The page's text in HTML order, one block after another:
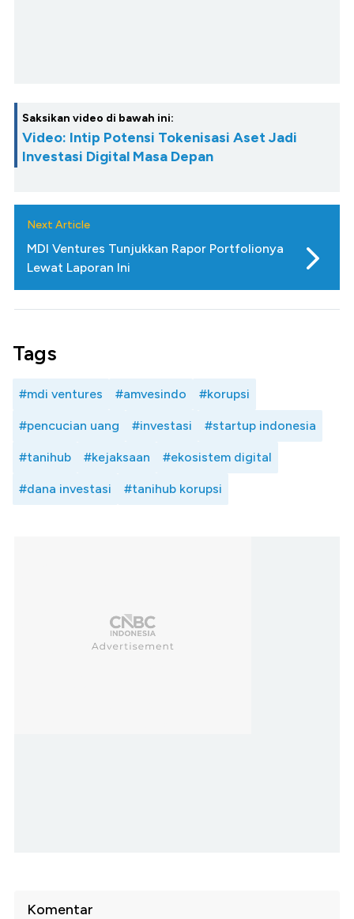
Saksikan video di bawah ini:
Video: Intip Potensi Tokenisasi Aset Jadi
Investasi Digital Masa Depan
Next Article
MDI Ventures Tunjukkan Rapor Portfolionya
Lewat Laporan Ini
Tags
#mdi ventures #amvesindo #korupsi
#pencucian uang #investasi #startup indonesia
#tanihub #kejaksaan #ekosistem digital
#dana investasi #tanihub korupsi
Komentar